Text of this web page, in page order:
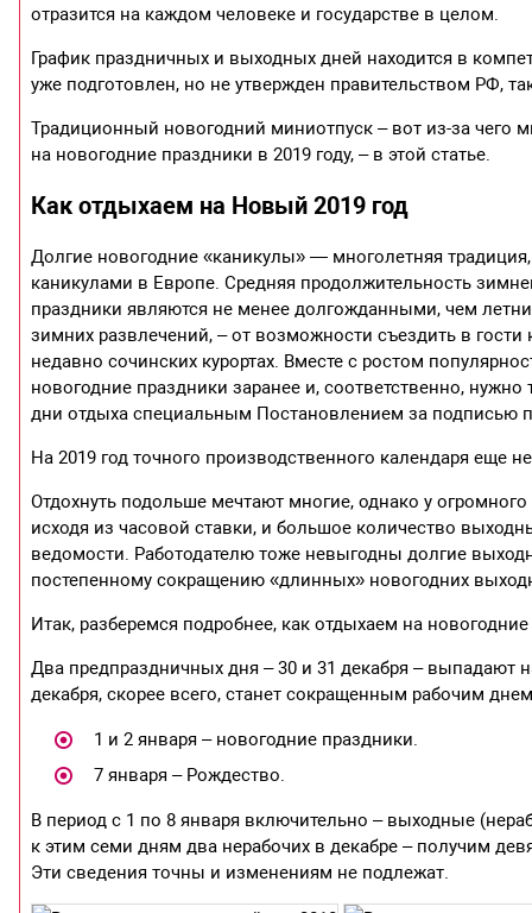
отразится на каждом человеке и государстве в целом.
График праздничных и выходных дней находится в
уже подготовлен, но не утвержден правительством РФ,
Традиционный новогодний миниотпуск – вот из-за чего
на новогодние праздники в 2019 году, – в этой статье.
Как отдыхаем на Новый 2019 год
Долгие новогодние «каникулы» — многолетняя
каникулами в Европе. Средняя продолжительность
праздники являются не менее долгожданными, чем
зимних развлечений, – от возможности съездить в
недавно сочинских курортах. Вместе с ростом
новогодние праздники заранее и, соответственно,
дни отдыха специальным Постановлением за подписью
На 2019 год точного производственного календаря еще
Отдохнуть подольше мечтают многие, однако у
исходя из часовой ставки, и большое количество
ведомости. Работодателю тоже невыгодны долгие
постепенному сокращению «длинных» новогодних
Итак, разберемся подробнее, как отдыхаем на
Два предпраздничных дня – 30 и 31 декабря – выпадают
декабря, скорее всего, станет сокращенным рабочим
1 и 2 января – новогодние праздники.
7 января – Рождество.
В период с 1 по 8 января включительно – выходные
к этим семи дням два нерабочих в декабре – получим
Эти сведения точны и изменениям не подлежат.